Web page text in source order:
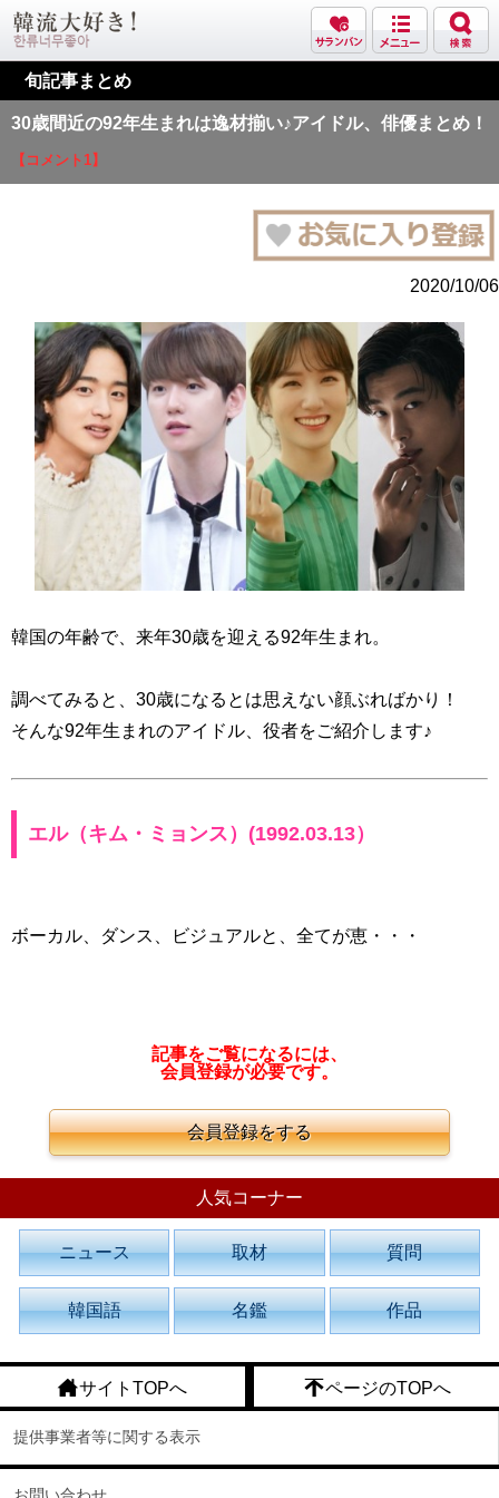
旬記事まとめ
30歳間近の92年生まれは逸材揃い♪アイドル、俳優まとめ！
【コメント1】
2020/10/06
韓国の年齢で、来年30歳を迎える92年生まれ。
調べてみると、30歳になるとは思えない顔ぶればかり！
そんな92年生まれのアイドル、役者をご紹介します♪
エル（キム・ミョンス）(1992.03.13）
ボーカル、ダンス、ビジュアルと、全てが恵・・・
記事をご覧になるには、
会員登録が必要です。
会員登録をする
人気コーナー
ニュース 取材 質問
韓国語 名鑑 作品
サイトTOPへ ページのTOPへ
提供事業者等に関する表示